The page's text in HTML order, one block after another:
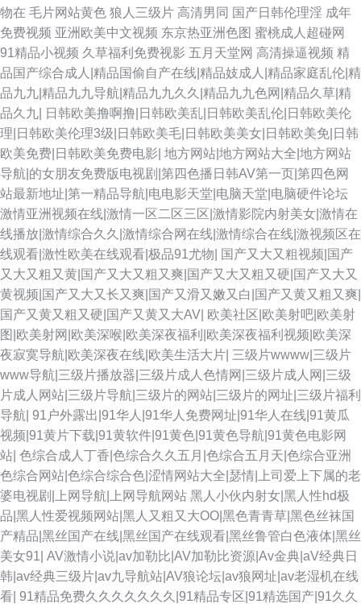
品视频12 午夜福利3000 网站成人三 97n一区二二 AV网地址 国产日逼网 亚
洲综合小说网 操人人在线观看 玖草在线 成人在线69 豆花成人精品网 国产视
频11页 国产视频h 91视频www 午夜私人影院 91偷拍视频网 成人Aⅴ网站 亚
洲三极 老湿机91 午夜男人网站 国产做受高潮豆麻 激情丁香综合网 亚洲97色
色 国产日韩乱 肏屄视频福利 伊人韩国操 五月丁香成人网 美女逼靠 欧美成人
性爱综合 日韩三级AA在线 婷婷五月天二区 三级在线 日韩午夜电影 超碰
97com 亚洲欧洲色图 av性福联盟 日本淫网5 久久人妻精品 欧美少女性交开
包 五月丁香色图 国伦精伦品 91传媒网站 91cn视频 草草福利电影 91爽片 91
免费WWW 亚洲一二三 超碰51黑料在线 99热这里只 日本綜合成人网 AV另类
TS 福利导航91 在线中文字幕视频 五月婷婷网站 AV淫网 草逼视频网站 欧洲
色二 黄色超碰 97资源超碰 日韩城人电影 久草欧美 超碰在97人人操 豆花视
频九一免费 91视频官网观看 午夜影院色 国产精品久久AV 午夜肏屄网 成人
深夜导航 丝袜AV影院 久草cn www99热 97超碰97 老司机激情小说 91网站
久久 超碰97在线人人 福利影院导航 国产91精品探花 国产1页 色香焦尹人网
操逼加勒比99 操碰国产 欧美特黄AAA 伊人少妇大香蕉 肏屄爽片 午夜91 成
物在 毛片网站黄色 狼人三级片 高清男同 国产日韩伦理淫 成年
免费视频 亚洲欧美中文视频 东京热亚洲色图 蜜桃成人超碰网
91精品小视频 久草福利免费视影 五月天堂网 高清操逼视频 精
品国产综合成人|精品国偷自产在线|精品妓成人|精品家庭乱伦|精
品九九|精品九九导航|精品九九久久|精品九九色网|精品久草|精
品久九|
日韩欧美撸啊撸|日韩欧美乱|日韩欧美乱伦|日韩欧美伦
理|日韩欧美伦理3级|日韩欧美毛|日韩欧美美女|日韩欧美免|日韩
欧美免费|日韩欧美免费电影| 地方网站|地方网站大全|地方网站
导航|的女朋友免费版电视剧|第四色播日韩AV第一页|第四色网
站最新地址|第一精品导航|电电影天堂|电脑天堂|电脑硬件论坛
激情亚洲视频在线|激情一区二区三区|激情影院内射美女|激情在
线播放|激情综合久久|激情综合网在线|激情综合在线|激视频区在
线观看|激性欧美在线观看|极品91尤物|
国产又大又粗视频|国产
又大又粗又黄|国产又大又粗又爽|国产又大又粗又硬|国产又大又
黄视频|国产又大又长又爽|国产又滑又嫩又白|国产又黄又粗又爽|
国产又黄又粗又硬|国产又黄又大AV| 欧美社区|欧美射吧|欧美射
图|欧美射网|欧美深喉|欧美深夜福利|欧美深夜福利视频|欧美深
夜寂寞导航|欧美深夜在线|欧美生活大片| 三级片wwww|三级片
www导航|三级片播放器|三级片成人色情网|三级片成人网|三级
片成人网站|三级片导航|三级片的网站|三级片的网址|三级片福利
导航| 91户外露出|91华人|91华人免费网址|91华人在线|91黄瓜
视频|91黄片下载|91黄软件|91黄色|91黄色导航|91黄色电影网
站| 色综合成人丁香|色综合久久五月|色综合五月天|色综合亚洲
色综合网站|色综合综合色|涩情网站大全|瑟情|上司爱上下属的老
婆电视剧|上网导航|上网导航网站 黑人小伙内射女|黑人性hd极
品|黑人性爱视频网站|黑人又粗又大OO|黑色青青草|黑色丝袜国
产精品|黑丝国产在线|黑丝国产在线观看|黑丝鲁管白色液体|黑丝
美女91| AV激情小说|av加勒比|AV加勒比资源|Av金典|aV经典日
韩|av经典三级片|av九导航站|AV狼论坛|av狼网址|av老湿机在线
看| 91精品免费久久久久久久久|91精品专区|91精选国产|91久久